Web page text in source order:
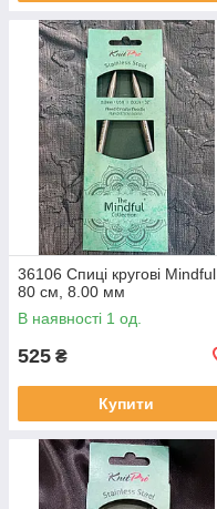
36106 Спиці кругові Mindful
80 см, 8.00 мм
В наявності 1 од.
525 ₴
Купити